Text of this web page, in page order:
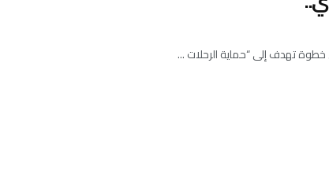
تهدف إلى “حماية الرحلات ...